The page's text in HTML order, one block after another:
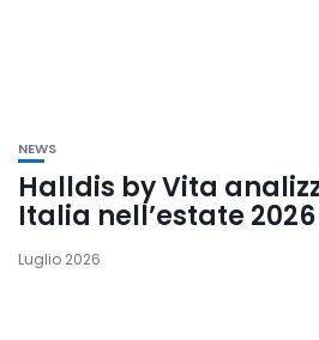
NEWS
Halldis by Vita
Italia nell’estate 2026
Luglio 2026